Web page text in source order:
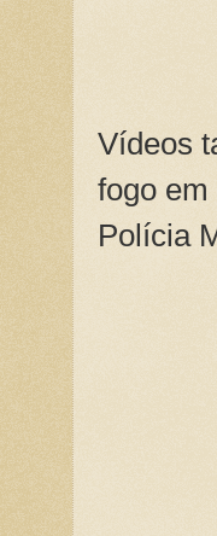
Vídeos
fogo em
Polícia